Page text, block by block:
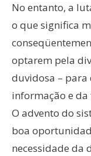
No entanto, a
o que significa
optarem pela
duvidosa – para
informação e
O advento do
boa
necessidade da